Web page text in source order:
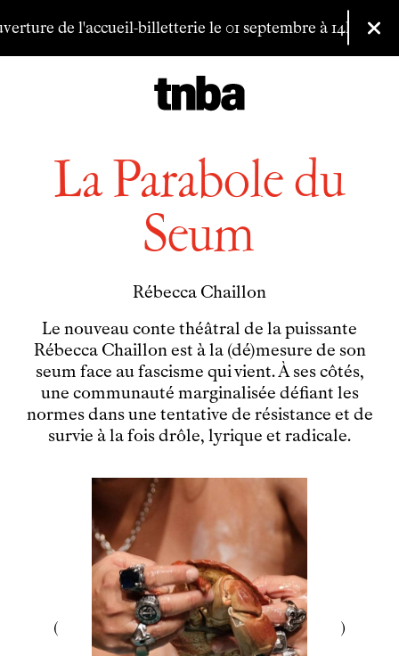
de l'accueil-billetterie le 01 septembre à 14h. Vous
La Parabole du
Seum
Rébecca Chaillon
Le nouveau conte théâtral de la puissante
Rébecca Chaillon est à la (dé)mesure de son
seum face au fascisme qui vient. À ses côtés,
une communauté marginalisée défiant les
normes dans une tentative de résistance et de
survie à la fois drôle, lyrique et radicale.
Billetterie
Programmation
Archives
Créations deFanny de Chaillé
Productions déléguées
Coproductions
Ensemble
Participer
Découvrir
Le théâtre
tnba, centre dramatique national
Artiste directrice
Artistes associé·es
Équipe
Salles
Espace partagé